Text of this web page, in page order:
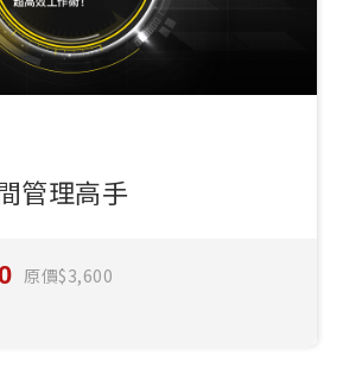
管理高手
原價 3,600